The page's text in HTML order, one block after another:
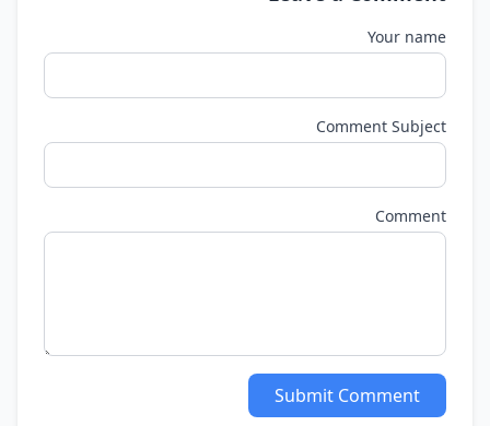
Your name
Comment Subject
Comment
Submit Comment